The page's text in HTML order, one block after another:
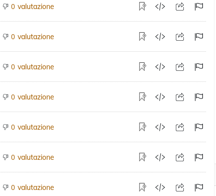
0 valutazione
0 valutazione
0 valutazione
0 valutazione
0 valutazione
0 valutazione
0 valutazione